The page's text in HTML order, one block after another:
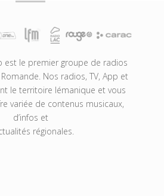
est le premier groupe de radios
Nos radios, TV, App et
le territoire lémanique et vous
variée de contenus musicaux,
d’infos et
régionales.